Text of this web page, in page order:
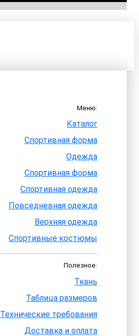
Меню:
Каталог
Спортивная форма
Одежда
Спортивная форма
Спортивная одежда
Повседневная одежда
Верхняя одежда
Спортивные костюмы
Полезное:
Ткань
Таблица размеров
Технические требования
Доставка и оплата